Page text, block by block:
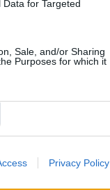
for Targeted
Sale, and/or Sharing
Purposes for which it
Privacy Policy
nyugodtan.
bele cukrot, se
legbelül.
a jegygyűrűt.